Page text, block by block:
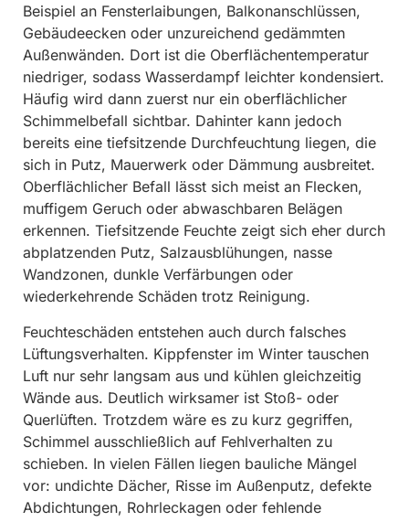
Beispiel an Fensterlaibungen, Balkonanschlüssen,
Gebäudeecken oder unzureichend gedämmten
Außenwänden. Dort ist die Oberflächentemperatur
niedriger, sodass Wasserdampf leichter kondensiert.
Häufig wird dann zuerst nur ein oberflächlicher
Schimmelbefall sichtbar. Dahinter kann jedoch
bereits eine tiefsitzende Durchfeuchtung liegen, die
sich in Putz, Mauerwerk oder Dämmung ausbreitet.
Oberflächlicher Befall lässt sich meist an Flecken,
muffigem Geruch oder abwaschbaren Belägen
erkennen. Tiefsitzende Feuchte zeigt sich eher durch
abplatzenden Putz, Salzausblühungen, nasse
Wandzonen, dunkle Verfärbungen oder
wiederkehrende Schäden trotz Reinigung.
Feuchteschäden entstehen auch durch falsches
Lüftungsverhalten. Kippfenster im Winter tauschen
Luft nur sehr langsam aus und kühlen gleichzeitig
Wände aus. Deutlich wirksamer ist Stoß- oder
Querlüften. Trotzdem wäre es zu kurz gegriffen,
Schimmel ausschließlich auf Fehlverhalten zu
schieben. In vielen Fällen liegen bauliche Mängel
vor: undichte Dächer, Risse im Außenputz, defekte
Abdichtungen, Rohrleckagen oder fehlende